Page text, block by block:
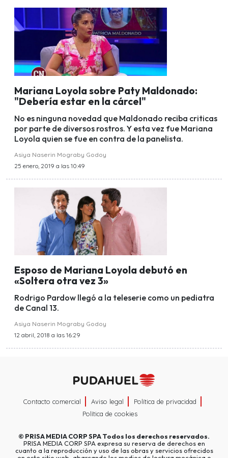
Mariana Loyola sobre Paty Maldonado:
"Debería estar en la cárcel"
No es ninguna novedad que Maldonado reciba criticas
por parte de diversos rostros. Y esta vez fue Mariana
Loyola quien se fue en contra de la panelista.
Asiya Naserin Mograby Godoy
25 enero, 2019 a las 10:49
Esposo de Mariana Loyola debutó en
«Soltera otra vez 3»
Rodrigo Pardow llegó a la teleserie como un pediatra
de Canal 13.
Asiya Naserin Mograby Godoy
12 abril, 2018 a las 16:29
Contacto comercial Aviso legal
Política de privacidad
Política de cookies
© PRISA MEDIA CORP SPATodos los derechos reservados.
PRISA MEDIA CORP SPA expresa su reserva de derechos en
cuanto a la reproducción y uso de las obras y servicios ofrecidos